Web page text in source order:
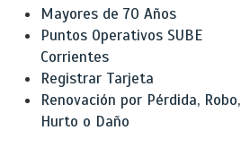
Mayores de 70 Años
Puntos Operativos SUBE
Corrientes
Registrar Tarjeta
Renovación por Pérdida, Robo,
Hurto o Daño